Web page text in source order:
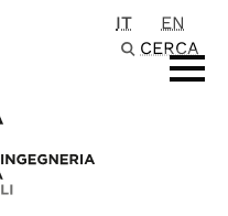
IT
EN
CERCA